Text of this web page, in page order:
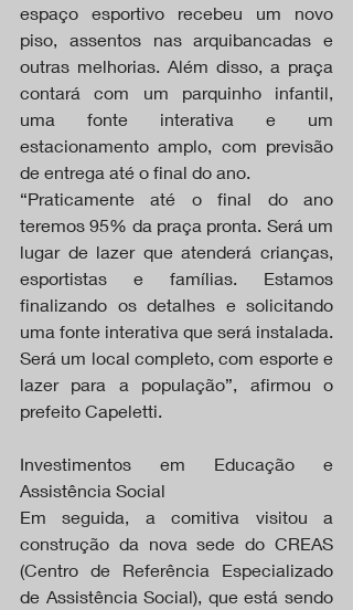
espaço esportivo recebeu um novo
piso, assentos nas arquibancadas e
outras melhorias. Além disso, a praça
contará com um parquinho infantil,
uma fonte interativa e um
estacionamento amplo, com previsão
de entrega até o final do ano.
“Praticamente até o final do ano
teremos 95% da praça pronta. Será um
lugar de lazer que atenderá crianças,
esportistas e famílias. Estamos
finalizando os detalhes e solicitando
uma fonte interativa que será instalada.
Será um local completo, com esporte e
lazer para a população”, afirmou o
prefeito Capeletti.
Investimentos em Educação e
Assistência Social
Em seguida, a comitiva visitou a
construção da nova sede do CREAS
(Centro de Referência Especializado
de Assistência Social), que está sendo